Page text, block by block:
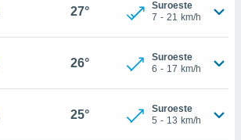
27°
Suroeste
7 - 21 km/h
26°
Suroeste
6 - 17 km/h
25°
Suroeste
5 - 13 km/h